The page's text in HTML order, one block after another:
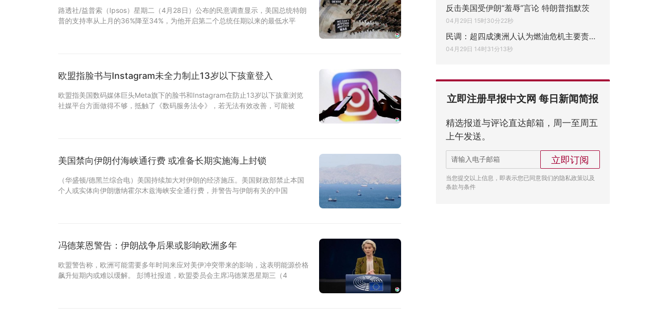
路透社/益普索（Ipsos）星期二（4月28日）公布的民意调查显示，美国总统特朗
普的支持率从上月的36%降至34%，为他开启第二个总统任期以来的最低水平
欧盟指脸书与Instagram未全力制止13岁以下孩童登入
欧盟指美国数码媒体巨头Meta旗下的脸书和Instagram在防止13岁以下孩童浏览
社媒平台方面做得不够，抵触了《数码服务法令》，若无法有效改善，可能被
美国禁向伊朗付海峡通行费 或准备长期实施海上封锁
（华盛顿/德黑兰综合电）美国持续加大对伊朗的经济施压。美国财政部禁止本国
个人或实体向伊朗缴纳霍尔木兹海峡安全通行费，并警告与伊朗有关的中国
冯德莱恩警告：伊朗战争后果或影响欧洲多年
欧盟警告称，欧洲可能需要多年时间来应对美伊冲突带来的影响，这表明能源价格
飙升短期内或难以缓解。 彭博社报道，欧盟委员会主席冯德莱恩星期三（4
反击美国受伊朗“羞辱”言论 特朗普指默茨
04月29日 15时30分22秒
民调：超四成澳洲人认为燃油危机主要责任在
04月29日 14时31分13秒
立即注册早报中文网 每日新闻简报
精选报道与评论直达邮箱，周一至周五
上午发送。
立即订阅
当您提交以上信息，即表示您已同意我们的隐私政策以及
条款与条件